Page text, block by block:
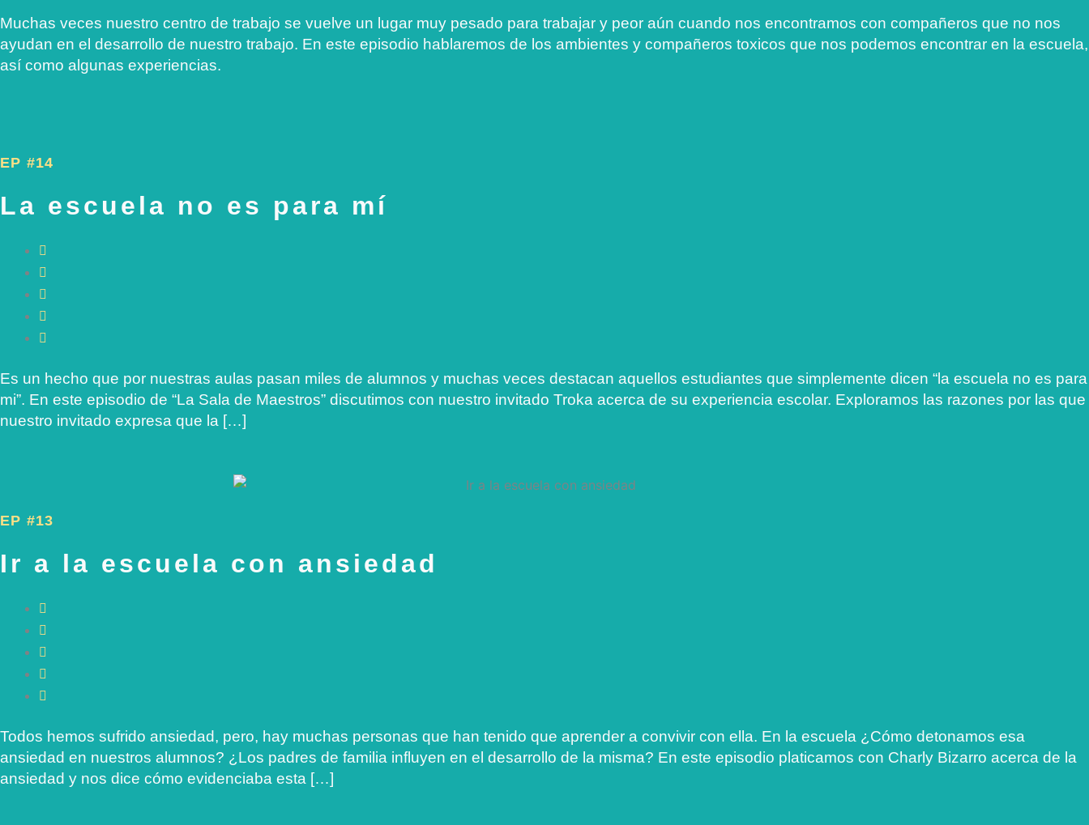
Muchas veces nuestro centro de trabajo se vuelve un lugar muy pesado para trabajar y peor aún cuando nos encontramos con compañeros que no nos
ayudan en el desarrollo de nuestro trabajo. En este episodio hablaremos de los ambientes y compañeros toxicos que nos podemos encontrar en la escuela,
así como algunas experiencias.
EP #14
La escuela no es para mí
Es un hecho que por nuestras aulas pasan miles de alumnos y muchas veces destacan aquellos estudiantes que simplemente dicen “la escuela no es para
mi”. En este episodio de “La Sala de Maestros” discutimos con nuestro invitado Troka acerca de su experiencia escolar. Exploramos las razones por las que
nuestro invitado expresa que la […]
EP #13
Ir a la escuela con ansiedad
Todos hemos sufrido ansiedad, pero, hay muchas personas que han tenido que aprender a convivir con ella. En la escuela ¿Cómo detonamos esa
ansiedad en nuestros alumnos? ¿Los padres de familia influyen en el desarrollo de la misma? En este episodio platicamos con Charly Bizarro acerca de la
ansiedad y nos dice cómo evidenciaba esta […]